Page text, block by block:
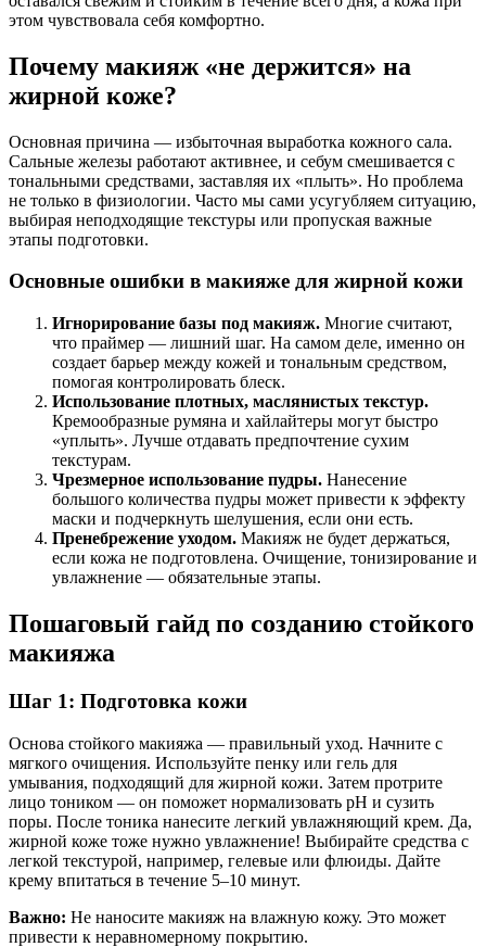
этом чувствовала себя комфортно.
Почему макияж «не держится» на
жирной коже?
Основная причина — избыточная выработка кожного сала.
Сальные железы работают активнее, и себум смешивается с
тональными средствами, заставляя их «плыть». Но проблема
не только в физиологии. Часто мы сами усугубляем ситуацию,
выбирая неподходящие текстуры или пропуская важные
этапы подготовки.
Основные ошибки в макияже для жирной кожи
Игнорирование базы под макияж. Многие считают,
что праймер — лишний шаг. На самом деле, именно он
создает барьер между кожей и тональным средством,
помогая контролировать блеск.
Использование плотных, маслянистых текстур.
Кремообразные румяна и хайлайтеры могут быстро
«уплыть». Лучше отдавать предпочтение сухим
текстурам.
Чрезмерное использование пудры. Нанесение
большого количества пудры может привести к эффекту
маски и подчеркнуть шелушения, если они есть.
Пренебрежение уходом. Макияж не будет держаться,
если кожа не подготовлена. Очищение, тонизирование и
увлажнение — обязательные этапы.
Пошаговый гайд по созданию стойкого
макияжа
Шаг 1: Подготовка кожи
Основа стойкого макияжа — правильный уход. Начните с
мягкого очищения. Используйте пенку или гель для
умывания, подходящий для жирной кожи. Затем протрите
лицо тоником — он поможет нормализовать pH и сузить
поры. После тоника нанесите легкий увлажняющий крем. Да,
жирной коже тоже нужно увлажнение! Выбирайте средства с
легкой текстурой, например, гелевые или флюиды. Дайте
крему впитаться в течение 5–10 минут.
Важно: Не наносите макияж на влажную кожу. Это может
привести к неравномерному покрытию.